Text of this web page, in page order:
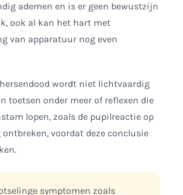
ademen en is er geen bewustzijn
ook al kan het hart met
van apparatuur nog even
wordt niet lichtvaardig
toetsen onder meer of reflexen die
lopen, zoals de pupilreactie op
voordat deze conclusie
symptomen zoals